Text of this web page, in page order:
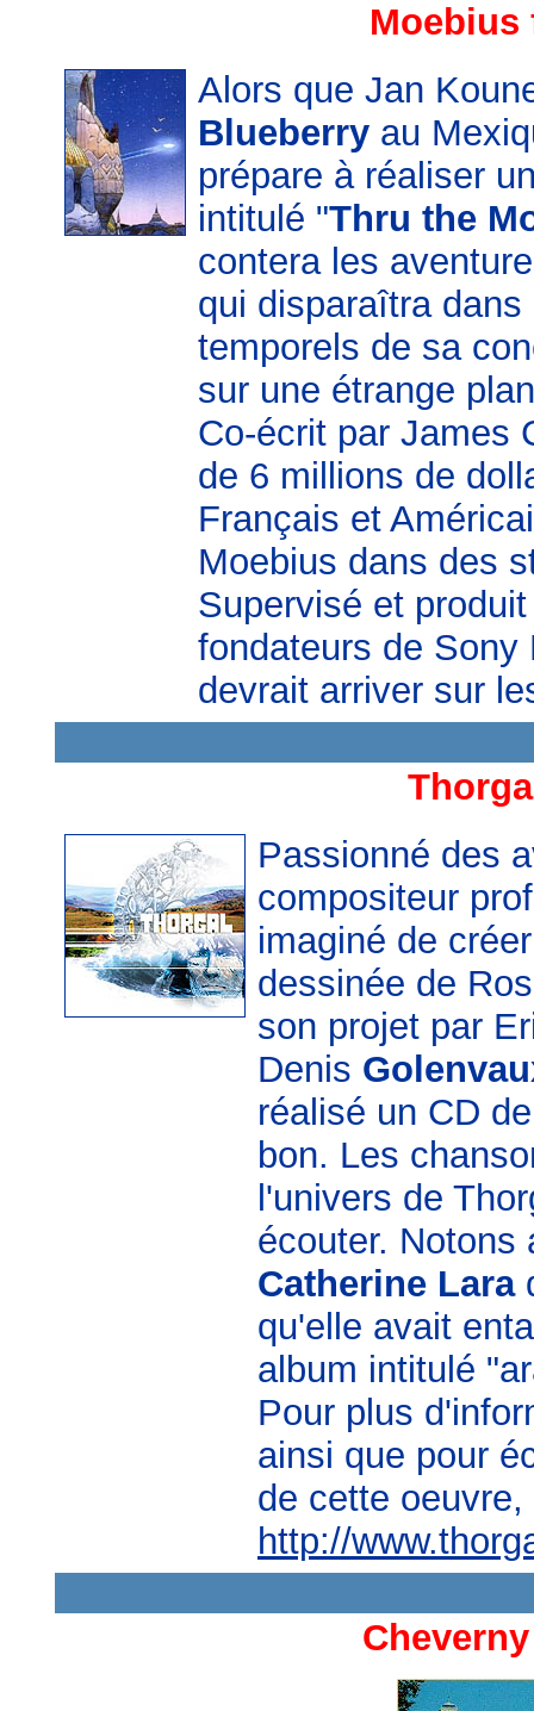
Moebius
Alors que Jan
Blueberry au
prépare à réaliser
intitulé "Thru the
contera les
qui disparaîtra
temporels de sa
sur une étrange
Co-écrit par James
de 6 millions de
Français et
Moebius dans des
Supervisé et
fondateurs de
devrait arriver sur
Passionné des
compositeur
imaginé de
dessinée de
son projet par
Denis
réalisé un CD
bon. Les
l'univers de
écouter. Notons
Catherine Lara
qu'elle avait
album intitulé
Pour plus
ainsi que pour
de cette
http://